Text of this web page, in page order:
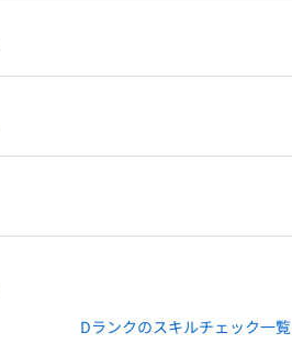
Dランクのスキルチェック一覧